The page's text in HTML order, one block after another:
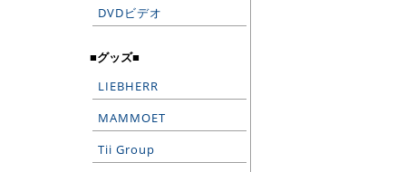
DVDビデオ
■グッズ■
LIEBHERR
MAMMOET
Tii Group